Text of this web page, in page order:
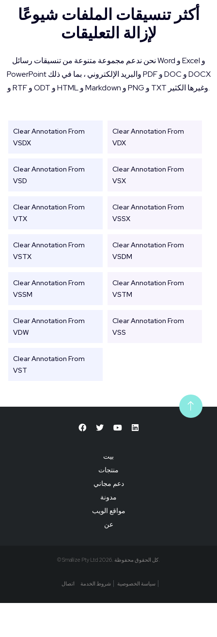
أكثر تنسيقات الملفات شيوعًا
لإزالة التعليقات
نحن ندعم مجموعة متنوعة من تنسيقات رسائل Word و Excel و
PowerPoint والبريد الإلكتروني ، بما في ذلك PDF و DOC و DOCX
و RTF و ODT و HTML و Markdown و PNG و TXT وغيرها الكثير.
Clear Annotation From
VSDX
Clear Annotation From
VDX
Clear Annotation From
VSD
Clear Annotation From
VSX
Clear Annotation From
VTX
Clear Annotation From
VSSX
Clear Annotation From
VSTX
Clear Annotation From
VSDM
Clear Annotation From
VSSM
Clear Annotation From
VSTM
Clear Annotation From
VDW
Clear Annotation From
VSS
Clear Annotation From
VST
بيت
منتجات
دعم مجاني
مدونة
مواقع الويب
عن
© Smallize Pty Ltd 2026. كل الحقوق محفوظة.
سياسة الخصوصية شروط الخدمة اتصال